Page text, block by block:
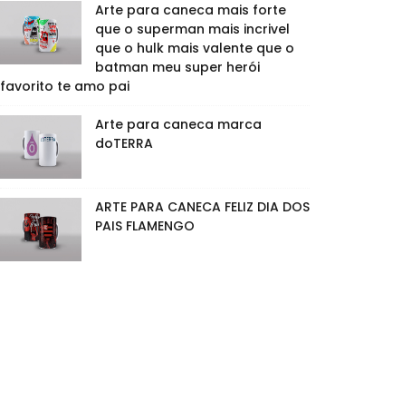
Arte para caneca mais forte
que o superman mais incrivel
que o hulk mais valente que o
batman meu super herói
favorito te amo pai
Arte para caneca marca
doTERRA
ARTE PARA CANECA FELIZ DIA DOS
PAIS FLAMENGO